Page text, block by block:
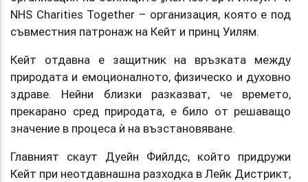
NHS Charities Together – организация, която е под
съвместния патронаж на Кейт и принц Уилям.
Кейт отдавна е защитник на връзката между
природата и емоционалното, физическо и духовно
здраве. Нейни близки разказват, че времето,
прекарано сред природата, е било от решаващо
значение в процеса ѝ на възстановяване.
Главният скаут Дуейн Фийлдс, който придружи
Кейт при неотдавнашна разходка в Лейк Дистрикт,